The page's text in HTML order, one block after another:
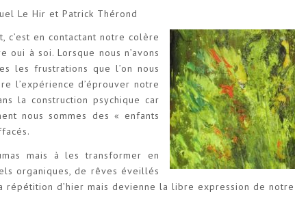
Le Hir et Patrick Thérond
en contactant notre colère
à soi. Lorsque nous n’avons
les frustrations que l’on nous
l’expérience d’éprouver notre
la construction psychique car
nous sommes des « enfants
mais à les transformer en
organiques, de rêves éveillés
répétition d’hier mais devienne la libre expression de